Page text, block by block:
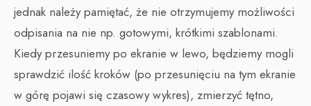
jednak należy pamiętać, że nie otrzymujemy możliwości
odpisania na nie np. gotowymi, krótkimi szablonami.
Kiedy przesuniemy po ekranie w lewo, będziemy mogli
sprawdzić ilość kroków (po przesunięciu na tym ekranie
w górę pojawi się czasowy wykres), zmierzyć tętno,